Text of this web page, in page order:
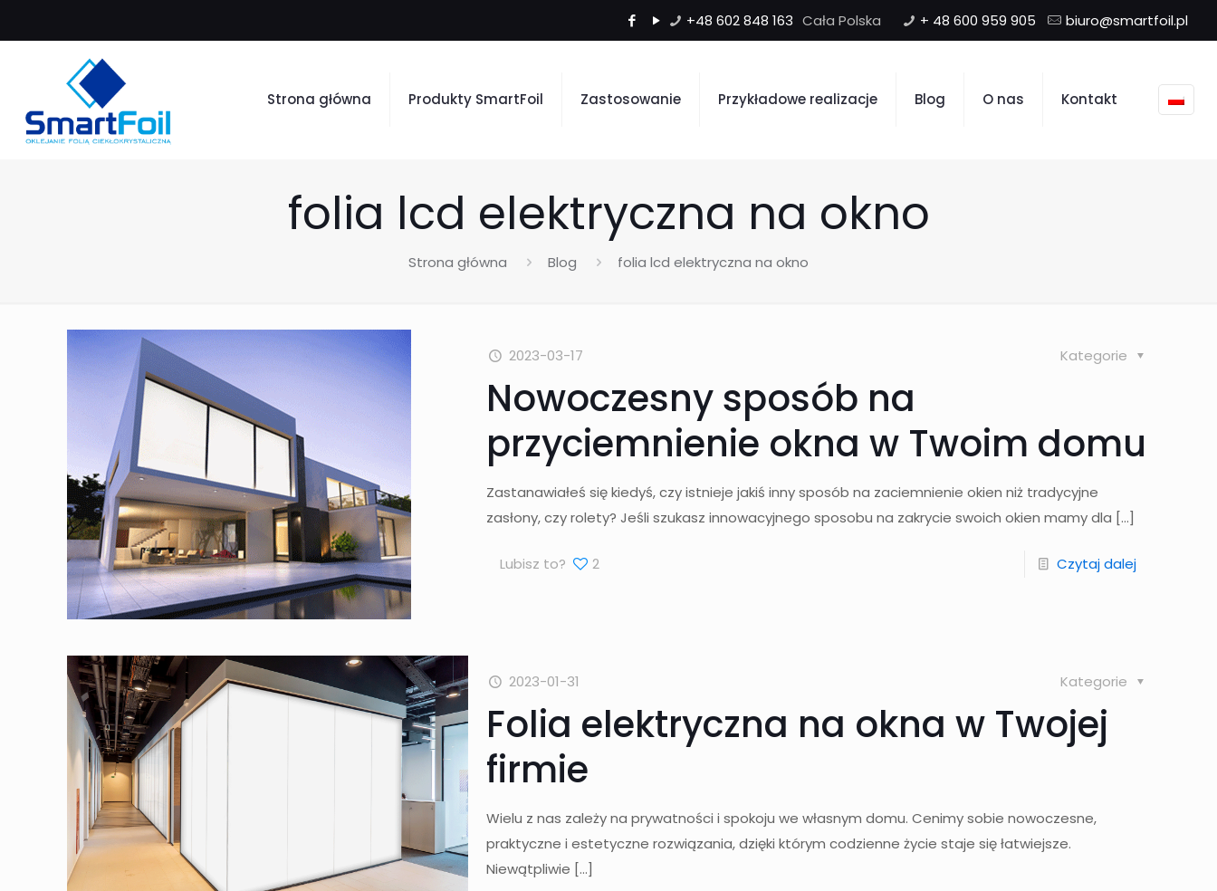
+48 602 848 163 + 48 600 959 905 biuro@smartfoil.pl
Strona główna Produkty SmartFoil Zastosowanie Przykładowe realizacje Blog O nas Kontakt
folia lcd elektryczna na okno
Strona główna Blog folia lcd elektryczna na okno
2023-03-17 Kategorie
Nowoczesny sposób na
przyciemnienie okna w Twoim domu
Zastanawiałeś się kiedyś, czy istnieje jakiś inny sposób na zaciemnienie okien niż tradycyjne
zasłony, czy rolety? Jeśli szukasz innowacyjnego sposobu na zakrycie swoich okien mamy dla […]
Lubisz to? 2 Czytaj dalej
2023-01-31 Kategorie
Folia elektryczna na okna w Twojej
firmie
Wielu z nas zależy na prywatności i spokoju we własnym domu. Cenimy sobie nowoczesne,
praktyczne i estetyczne rozwiązania, dzięki którym codzienne życie staje się łatwiejsze.
Niewątpliwie […]